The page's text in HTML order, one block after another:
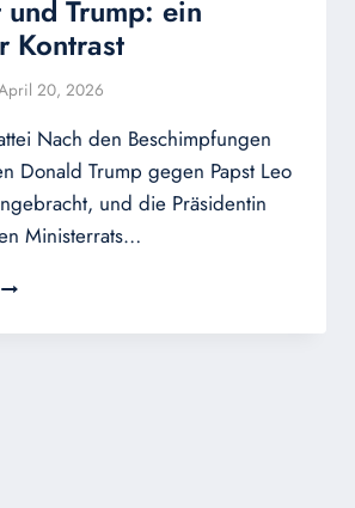
und Trump: ein
Kontrast
20, 2026
Nach den Beschimpfungen
Donald Trump gegen Papst Leo
und die Präsidentin
Ministerrats…
DER